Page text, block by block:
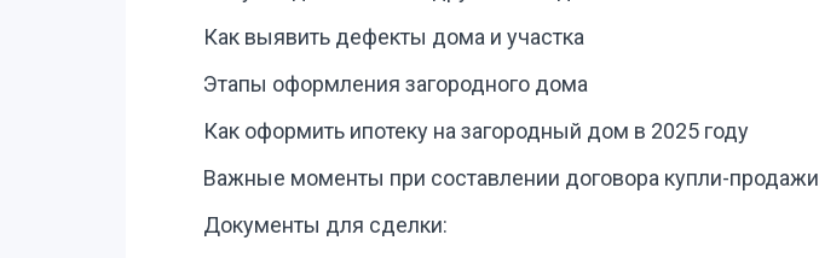
Как выявить дефекты дома и участка
Этапы оформления загородного дома
Как оформить ипотеку на загородный дом в 2025 году
Важные моменты при составлении договора купли-продажи
Документы для сделки: